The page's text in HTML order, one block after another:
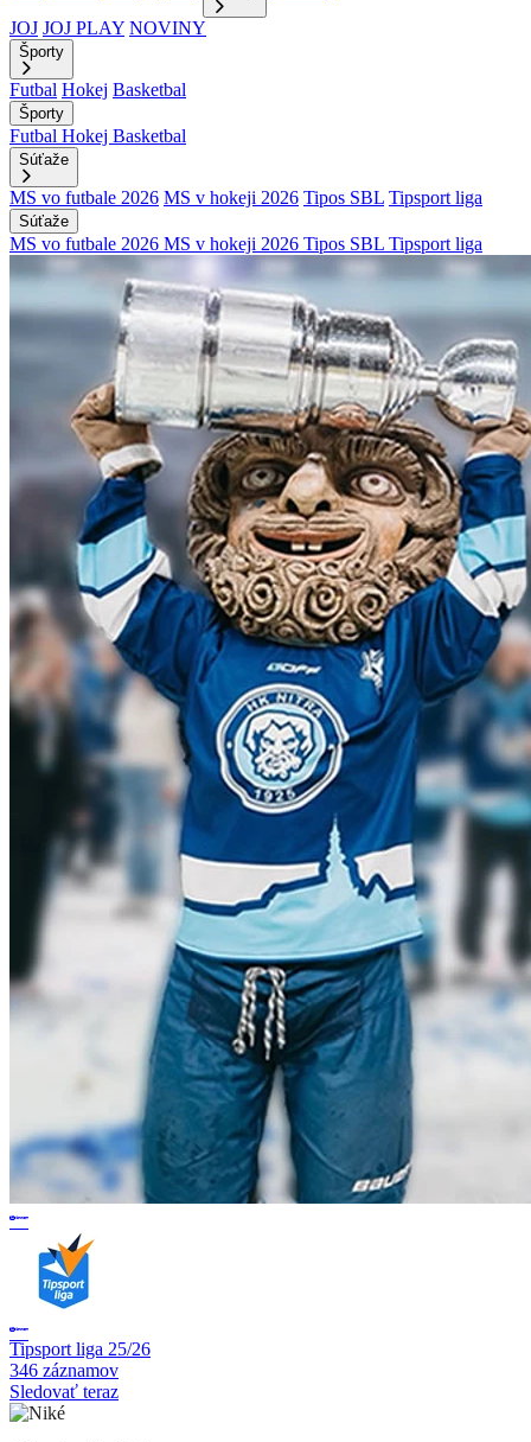
JOJ JOJ PLAY NOVINY
Športy
Futbal Hokej Basketbal
Športy
Futbal Hokej Basketbal
Súťaže
MS vo futbale 2026 MS v hokeji 2026 Tipos SBL Tipsport liga
Súťaže
MS vo futbale 2026 MS v hokeji 2026 Tipos SBL Tipsport liga
Tipsport liga 25/26
346 záznamov
Sledovať teraz